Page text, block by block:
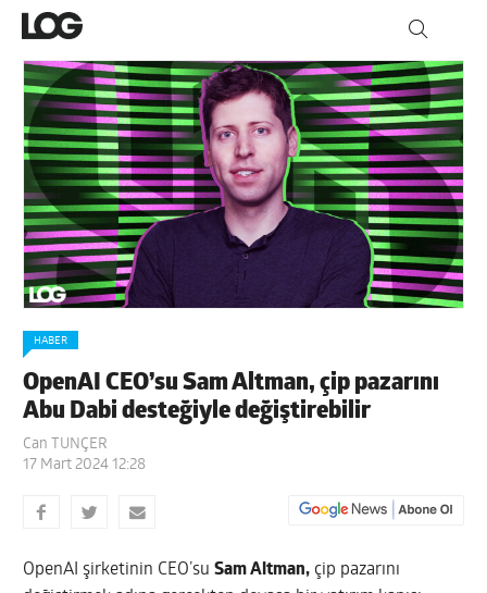
HABER
OpenAI CEO’su Sam Altman, çip pazarını
Abu Dabi desteğiyle değiştirebilir
Can TUNÇER
17 Mart 2024 12:28
OpenAI şirketinin CEO’suSam Altman, çip pazarını